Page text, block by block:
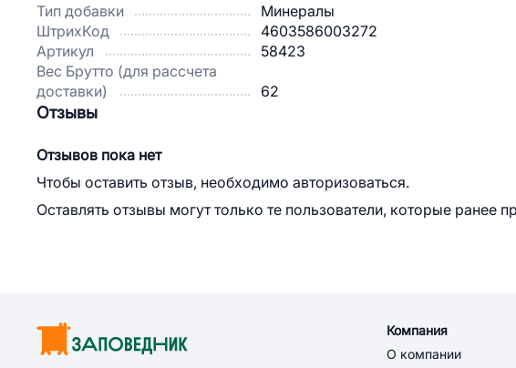
Тип добавки
Минералы
ШтрихКод
4603586003272
Артикул
58423
Вес Брутто (для рассчета
доставки)
62
Отзывы
Отзывов пока нет
Чтобы оставить отзыв, необходимо авторизоваться.
Оставлять отзывы могут только те пользователи, которые ранее
Компания
О компании